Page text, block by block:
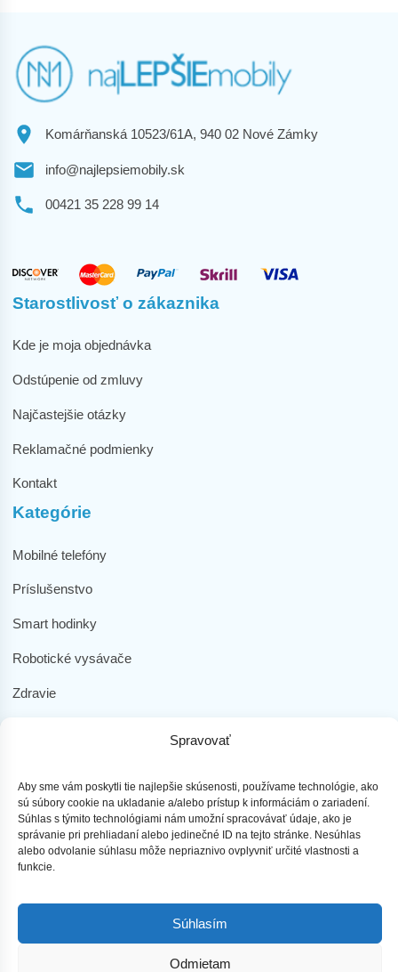
Spravovať
Aby sme vám poskytli tie najlepšie skúsenosti, používame technológie, ako
sú súbory cookie na ukladanie a/alebo prístup k informáciám o zariadení.
Súhlas s týmito technológiami nám umožní spracovávať údaje, ako je
správanie pri prehliadaní alebo jedinečné ID na tejto stránke. Nesúhlas
alebo odvolanie súhlasu môže nepriaznivo ovplyvniť určité vlastnosti a
funkcie.
Súhlasím
Odmietam
Komárňanská 10523/61A, 940 02 Nové Zámky
info@najlepsiemobily.sk
00421 35 228 99 14
Starostlivosť o zákaznika
Kde je moja objednávka
Odstúpenie od zmluvy
Najčastejšie otázky
Reklamačné podmienky
Kontakt
Kategórie
Mobilné telefóny
Príslušenstvo
Smart hodinky
Robotické vysávače
Zdravie
Dôležité odkazy
Obchodné podmienky
Ochrana osobných údajov
Doprava a platba
Reklamácia tovaru